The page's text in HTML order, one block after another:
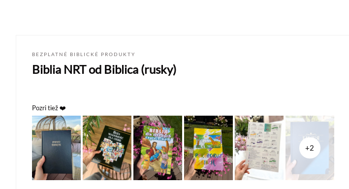
BEZPLATNÉ BIBLICKÉ PRODUKTY
Biblia NRT od Biblica (rusky)
Pozri tiež ❤️
+2